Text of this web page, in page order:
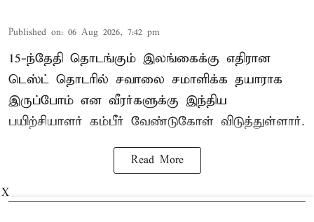
Published on: 06 Aug 2026, 7:42 pm
15-ந்தேதி தொடங்கும் இலங்கைக்கு எதிரான
டெஸ்ட் தொடரில் சவாலை சமாளிக்க தயாராக
இருப்போம் என வீரர்களுக்கு இந்திய
பயிற்சியாளர் கம்பீர் வேண்டுகோள் விடுத்துள்ளார்.
Read More
X